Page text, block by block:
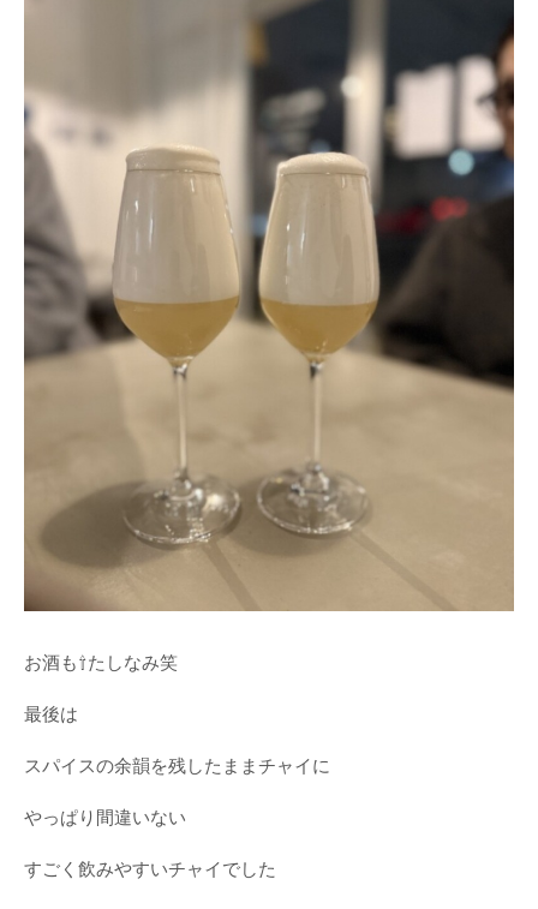
お酒も⇧たしなみ笑
最後は
スパイスの余韻を残したままチャイに
やっぱり間違いない
すごく飲みやすいチャイでした